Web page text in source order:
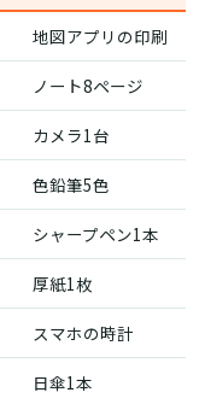
地図アプリの印刷
ノート8ページ
カメラ1台
色鉛筆5色
シャープペン1本
厚紙1枚
スマホの時計
日傘1本